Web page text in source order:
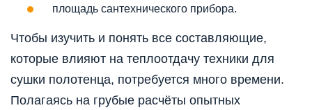
площадь сантехнического прибора.
Чтобы изучить и понять все составляющие,
которые влияют на теплоотдачу техники для
сушки полотенца, потребуется много времени.
Полагаясь на грубые расчёты опытных